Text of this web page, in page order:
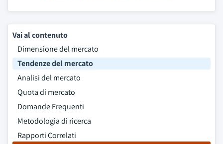
Vai al contenuto
Dimensione del mercato
Tendenze del mercato
Analisi del mercato
Quota di mercato
Domande Frequenti
Metodologia di ricerca
Rapporti Correlati